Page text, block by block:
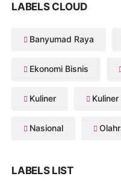
LABELS CLOUD
Banyumad Raya
Ekonomi Bisnis
Kuliner
Nasional
LABELS LIST